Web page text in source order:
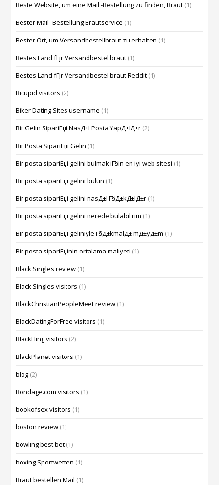
Beste Website, um eine Mail -Bestellung zu finden, Braut (1)
Bester Mail -Bestellung Brautservice (1)
Bester Ort, um Versandbestellbraut zu erhalten (1)
Bestes Land fГјr Versandbestellbraut (1)
Bestes Land fГјr Versandbestellbraut Reddit (1)
Bicupid visitors (2)
Biker Dating Sites username (1)
Bir Gelin SipariЕџi NasД±l Posta YapД±lД±r (2)
Bir Posta SipariЕџi Gelin (1)
Bir posta sipariЕџi gelini bulmak iГ§in en iyi web sitesi (1)
Bir posta sipariЕџi gelini bulun (1)
Bir posta sipariЕџi gelini nasД±l Г§Д±kД±lД±r (1)
Bir posta sipariЕџi gelini nerede bulabilirim (1)
Bir posta sipariЕџi geliniyle Г§Д±kmalД± mД±yД±m (1)
Bir posta sipariЕџinin ortalama maliyeti (1)
Black Singles review (1)
Black Singles visitors (1)
BlackChristianPeopleMeet review (1)
BlackDatingForFree visitors (1)
BlackFling visitors (2)
BlackPlanet visitors (1)
blog (2)
Bondage.com visitors (1)
bookofsex visitors (1)
boston review (1)
bowling best bet (1)
boxing Sportwetten (1)
Braut bestellen Mail (1)